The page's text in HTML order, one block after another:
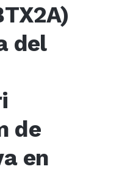
del
de
en